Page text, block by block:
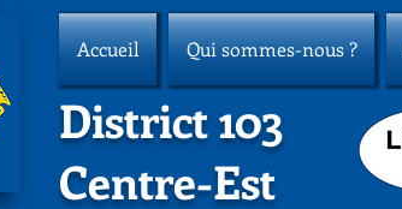
Accueil Qui sommes-nous ?
District 103
Centre-Est